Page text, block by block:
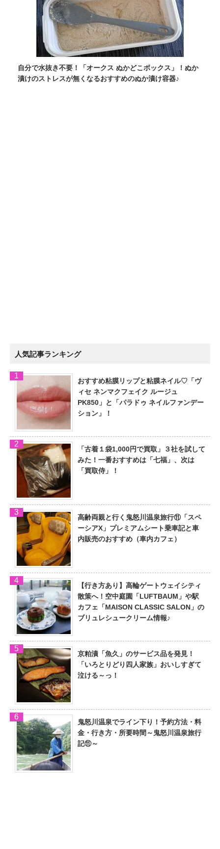
自分で水抜き不要！「オークス ぬかどこボックス」！ぬか
漬けのストレスが無くなるおすすめのぬか漬け容器♪
人気記事ランキング
おすすめ粘膜リップと粘膜ネイル♡「ヴ
ィセ ネンマクフェイク ルージュ
PK850」と「パラドゥ ネイルファンデー
ション」！
「古着１袋1,000円で買取」３社を試して
みた！一番おすすめは「七福」、次は
「買取侍」！
高齢両親と行く鬼怒川温泉旅行⑪「スペ
ーシアX」プレミアムシート乗車記と車
内販売のおすすめ（車内カフェ）
【行き方あり】高輪ゲートウェイシティ
散策へ！空中庭園「LUFTBAUM」や駅
カフェ「MAISON CLASSIC SALON」の
ブリュレシュークリーム情報♪
京粕漬「魚久」のサービス品を発見！
「いろとりどり四人家族」おいしすぎて
泣ける～っ！
鬼怒川温泉でライン下り！予約方法・料
金・行き方・所要時間～鬼怒川温泉旅行
記⑪～